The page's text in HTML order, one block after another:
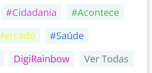
#Cidadania
#Acontece
#Saúde
DigiRainbow Ver Todas